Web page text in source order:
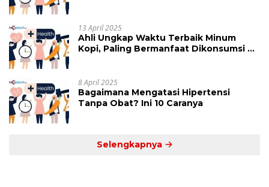
13 April 2025
Ahli Ungkap Waktu Terbaik Minum
Kopi, Paling Bermanfaat Dikonsumsi di
8 April 2025
Bagaimana Mengatasi Hipertensi
Tanpa Obat? Ini 10 Caranya
Selengkapnya